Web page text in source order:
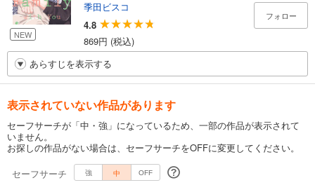
NEW
季田ビスコ
4.8
869円 (税込)
フォロー
あらすじを表示する
表示されていない作品があります
セーフサーチが「中・強」になっているため、一部の作品が表示されて
いません。
お探しの作品がない場合は、セーフサーチをOFFに変更してください。
セーフサーチ
強 中 OFF